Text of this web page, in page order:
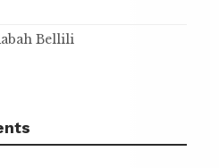
Bellili